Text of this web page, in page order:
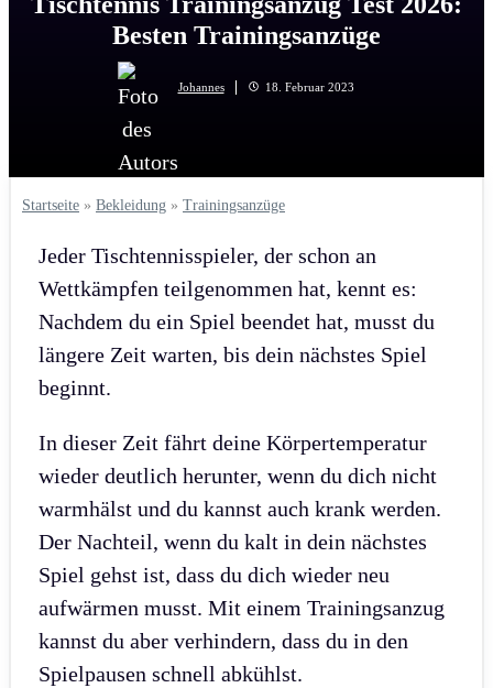
Besten Trainingsanzüge
Johannes 18. Februar 2023
Startseite » Bekleidung » Trainingsanzüge
Jeder Tischtennisspieler, der schon an
Wettkämpfen teilgenommen hat, kennt es:
Nachdem du ein Spiel beendet hat, musst du
längere Zeit warten, bis dein nächstes Spiel
beginnt.
In dieser Zeit fährt deine Körpertemperatur
wieder deutlich herunter, wenn du dich nicht
warmhälst und du kannst auch krank werden.
Der Nachteil, wenn du kalt in dein nächstes
Spiel gehst ist, dass du dich wieder neu
aufwärmen musst. Mit einem Trainingsanzug
kannst du aber verhindern, dass du in den
Spielpausen schnell abkühlst.